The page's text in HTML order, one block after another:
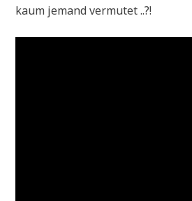
kaum jemand vermutet ..?!